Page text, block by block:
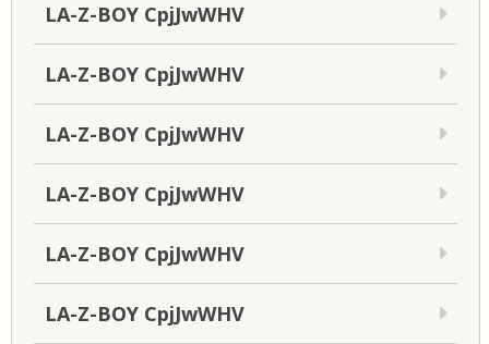
LA-Z-BOY CpjJwWHV
LA-Z-BOY CpjJwWHV
LA-Z-BOY CpjJwWHV
LA-Z-BOY CpjJwWHV
LA-Z-BOY CpjJwWHV
LA-Z-BOY CpjJwWHV